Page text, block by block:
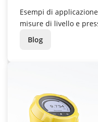
Esempi di
misure di livello e
Blog